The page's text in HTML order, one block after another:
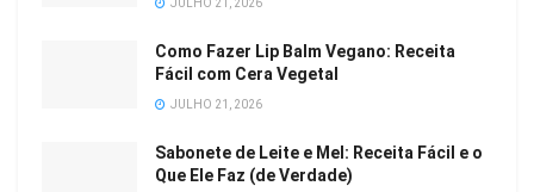
JULHO 21, 2026
Como Fazer Lip Balm Vegano: Receita
Fácil com Cera Vegetal
JULHO 21, 2026
Sabonete de Leite e Mel: Receita Fácil e o
Que Ele Faz (de Verdade)